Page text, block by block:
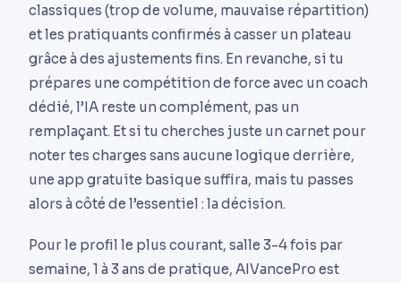
classiques (trop de volume, mauvaise répartition)
et les pratiquants confirmés à casser un plateau
grâce à des ajustements fins. En revanche, si tu
prépares une compétition de force avec un coach
dédié, l’IA reste un complément, pas un
remplaçant. Et si tu cherches juste un carnet pour
noter tes charges sans aucune logique derrière,
une app gratuite basique suffira, mais tu passes
alors à côté de l’essentiel : la décision.
Pour le profil le plus courant, salle 3-4 fois par
semaine, 1 à 3 ans de pratique, AIVancePro est